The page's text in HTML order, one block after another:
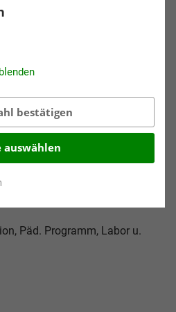
Sonstiges
Päd. Programm, Labor u.
bestätigen
auswählen